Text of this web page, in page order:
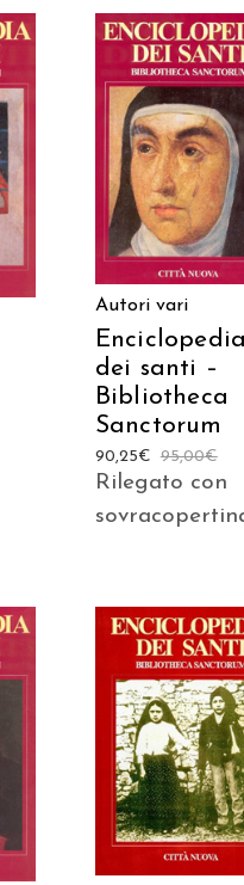
AGGIUNGI AL
CARRELLO
Autori vari
dei santi –
Bibliotheca
Sanctorum
95,00€
90,25€
Rilegato con
AGGIUNGI AL
CARRELLO